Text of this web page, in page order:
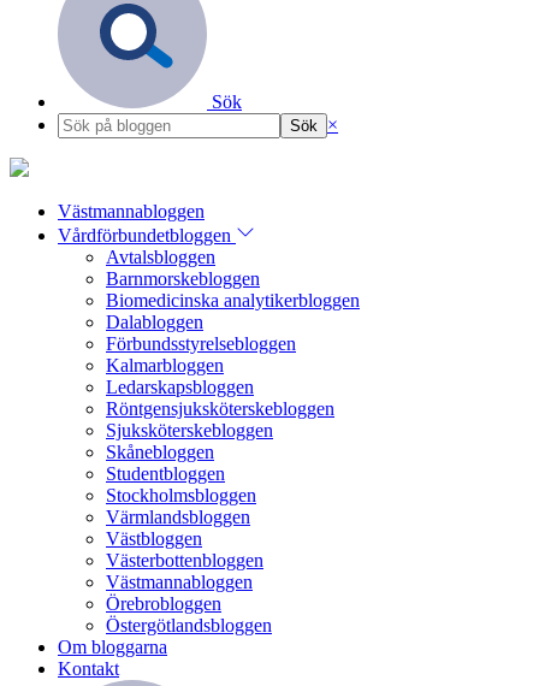
Sök
×
Västmannabloggen
Vårdförbundetbloggen
Avtalsbloggen
Barnmorskebloggen
Biomedicinska analytikerbloggen
Dalabloggen
Förbundsstyrelsebloggen
Kalmarbloggen
Ledarskapsbloggen
Röntgensjuksköterskebloggen
Sjuksköterskebloggen
Skånebloggen
Studentbloggen
Stockholmsbloggen
Värmlandsbloggen
Västbloggen
Västerbottenbloggen
Västmannabloggen
Örebrobloggen
Östergötlandsbloggen
Om bloggarna
Kontakt